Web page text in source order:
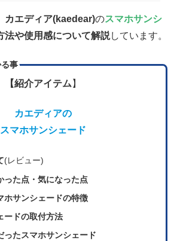
カエディア(kaedear)のスマホサンシ
法や使用感について解説しています。
事
【紹介アイテム 】
カエディアの
スマホサンシェード
(レビュー)
った点・気になった点
ホサンシェードの特徴
ードの取付方法
ったスマホサンシェード